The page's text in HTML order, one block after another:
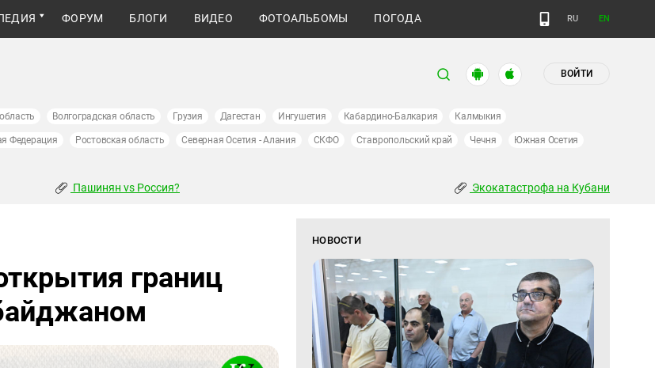
ФОРУМ БЛОГИ ВИДЕО ФОТОАЛЬБОМЫ ПОГОДА RU EN
ВОЙТИ
Волгоградская область Грузия Дагестан Ингушетия Кабардино-Балкария Калмыкия
Федерация Ростовская область Северная Осетия - Алания СКФО Ставропольский край Чечня Южная Осетия
Пашинян vs Россия? Экокатастрофа на Кубани
границ
НОВОСТИ